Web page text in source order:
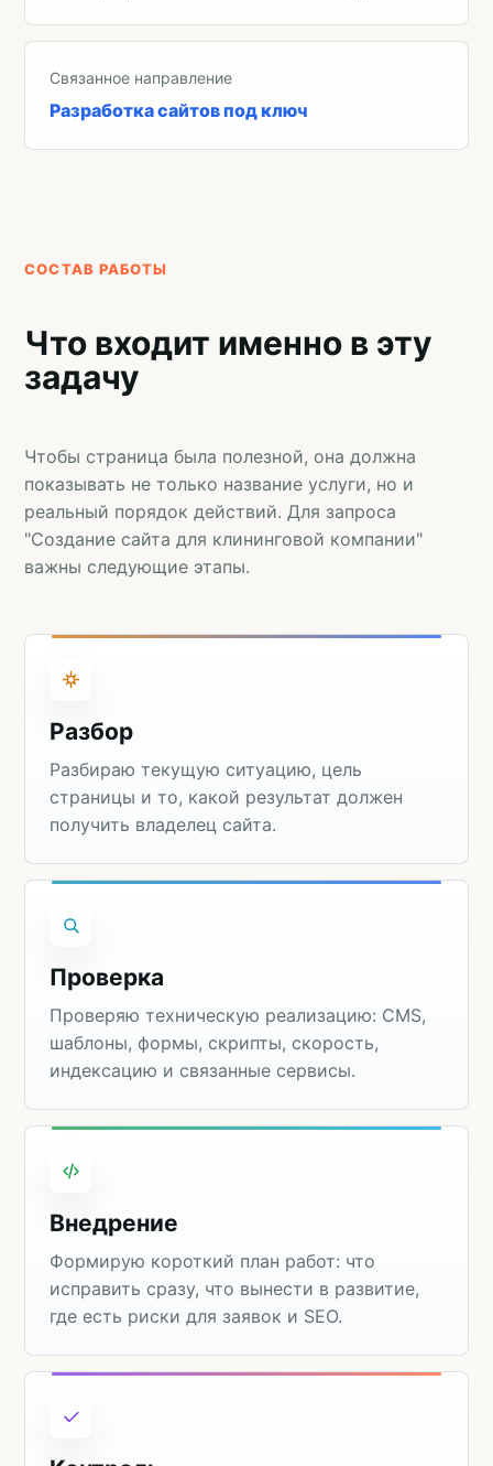
Связанное направление
Разработка сайтов под ключ
СОСТАВ РАБОТЫ
Что входит именно в эту
задачу
Чтобы страница была полезной, она должна
показывать не только название услуги, но и
реальный порядок действий. Для запроса
"Создание сайта для клининговой компании"
важны следующие этапы.
Разбор
Разбираю текущую ситуацию, цель
страницы и то, какой результат должен
получить владелец сайта.
Проверка
Проверяю техническую реализацию: CMS,
шаблоны, формы, скрипты, скорость,
индексацию и связанные сервисы.
Внедрение
Формирую короткий план работ: что
исправить сразу, что вынести в развитие,
где есть риски для заявок и SEO.